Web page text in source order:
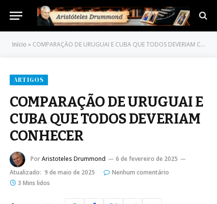
Início » COMPARAÇÃO DE URUGUAI E CUBA QUE TODOS DEVERIAM CONHECER
ARTIGOS
COMPARAÇÃO DE URUGUAI E
CUBA QUE TODOS DEVERIAM
CONHECER
PorAristoteles Drummond
6 de fevereiro de 2025
Atualizado: 9 de maio de 2025
Nenhum comentário
3 Mins lidos